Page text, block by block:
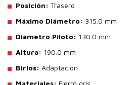
Posición: Trasero
Máximo Diámetro: 315.0 mm
Diámetro Piloto: 130.0 mm
Altura: 190.0 mm
Birlos: Adaptación
Materiales: Fierro gris